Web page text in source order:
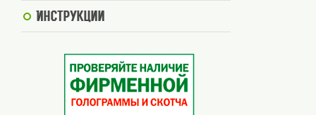
Инструкции